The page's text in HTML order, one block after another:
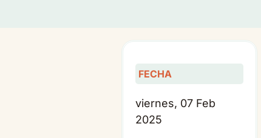
FECHA
viernes, 07 Feb
2025